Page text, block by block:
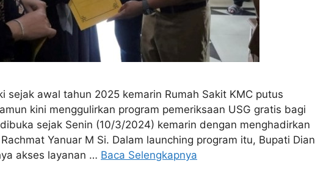
sejak awal tahun 2025 kemarin Rumah Sakit KMC putus
kini menggulirkan program pemeriksaan USG gratis bagi
sejak Senin (10/3/2024) kemarin dengan menghadirkan
Yanuar M Si. Dalam launching program itu, Bupati Dian
akses layanan … Baca Selengkapnya